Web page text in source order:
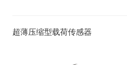
超薄压缩型载荷传感器